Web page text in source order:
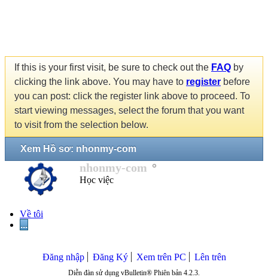
If this is your first visit, be sure to check out the FAQ by
clicking the link above. You may have to register before
you can post: click the register link above to proceed. To
start viewing messages, select the forum that you want
to visit from the selection below.
Xem Hồ sơ: nhonmy-com
nhonmy-com
Học việc
Về tôi
...
Đăng nhập Đăng Ký Xem trên PC Lên trên
Diễn đàn sử dụng vBulletin® Phiên bản 4.2.3.